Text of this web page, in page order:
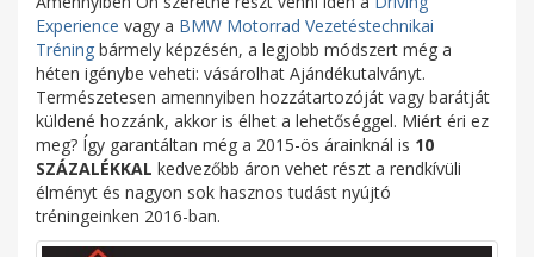
Experience vagy a BMW Motorrad Vezetéstechnikai
Tréning bármely képzésén, a legjobb módszert még a
héten igénybe veheti: vásárolhat Ajándékutalványt.
Természetesen amennyiben hozzátartozóját vagy barátját
küldené hozzánk, akkor is élhet a lehetőséggel. Miért éri ez
meg? Így garantáltan még a 2015-ös árainknál is 10
SZÁZALÉKKAL kedvezőbb áron vehet részt a rendkívüli
élményt és nagyon sok hasznos tudást nyújtó
tréningeinken 2016-ban.